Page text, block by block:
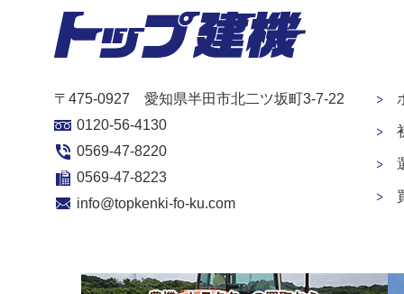
〒475-0927 愛知県半田市北二ツ坂町3-7-22
0120-56-4130
0569-47-8220
0569-47-8223
info@topkenki-fo-ku.com